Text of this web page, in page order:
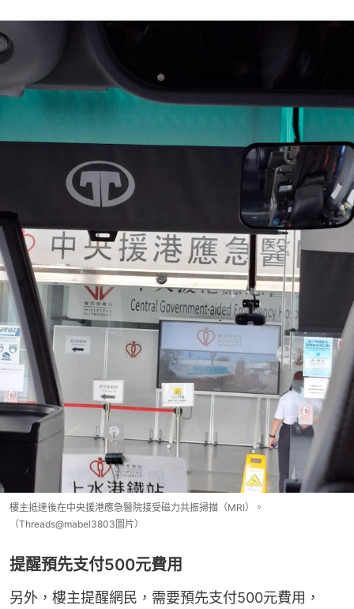
樓主抵達後在中央援港應急醫院接受磁力共振掃描（MRI）。
（Threads@mabel3803圖片）
提醒預先支付500元費用
另外，樓主提醒網民，需要預先支付500元費用，